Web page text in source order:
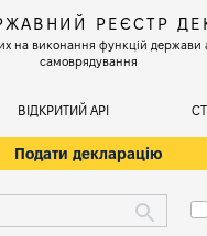
РЕЄСТР
на виконання функцій держави
самоврядування
ВІДКРИТИЙ АРІ
Подати декларацію